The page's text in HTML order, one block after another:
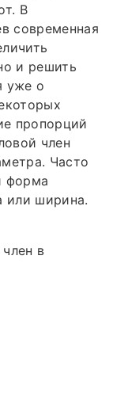
В
современная
и решить
уже о
пропорций
член
Часто
форма
или ширина.
в